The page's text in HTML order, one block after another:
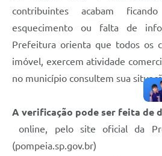
contribuintes acabam
esquecimento ou falta de
Prefeitura orienta que todos os
imóvel, exercem atividade
no município consultem sua
A verificação pode ser feita de
online, pelo site oficial da
(pompeia.sp.gov.br)